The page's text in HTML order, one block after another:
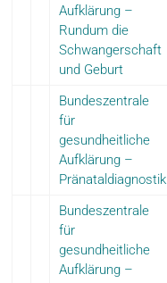
Aufklärung –
Rundum die
Schwangerschaft
und Geburt
Bundeszentrale
für
gesundheitliche
Aufklärung –
Pränataldiagnostik
Bundeszentrale
für
gesundheitliche
Aufklärung –